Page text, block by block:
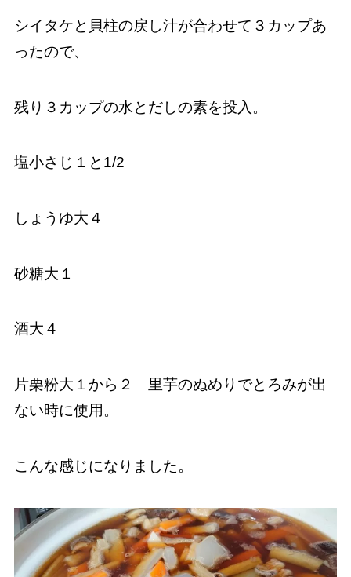
シイタケと貝柱の戻し汁が合わせて３カップあ
ったので、
残り３カップの水とだしの素を投入。
塩小さじ１と1/2
しょうゆ大４
砂糖大１
酒大４
片栗粉大１から２ 里芋のぬめりでとろみが出
ない時に使用。
こんな感じになりました。